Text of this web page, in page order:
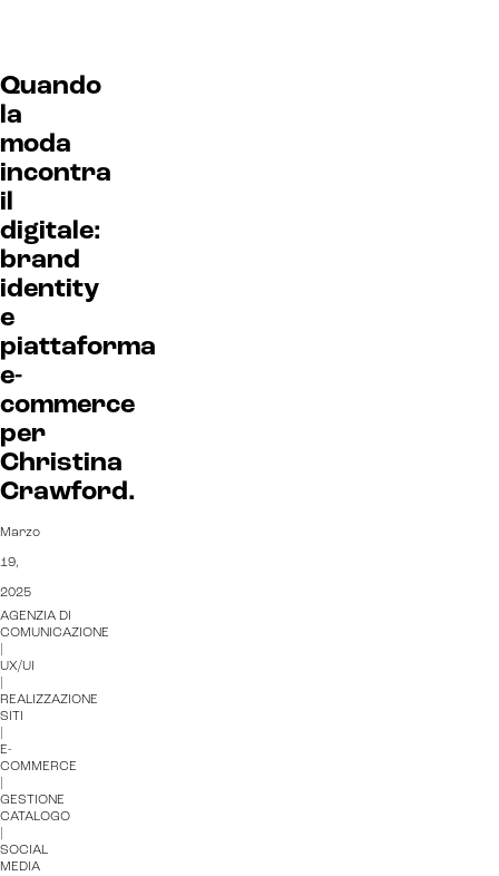
Quando
la
moda
incontra
il
digitale:
brand
identity
e
piattaforma
e-
commerce
per
Christina
Crawford.
Marzo
19,
2025
AGENZIA DI
COMUNICAZIONE
UX/UI
REALIZZAZIONE
SITI
E-
COMMERCE
GESTIONE
CATALOGO
SOCIAL
MEDIA